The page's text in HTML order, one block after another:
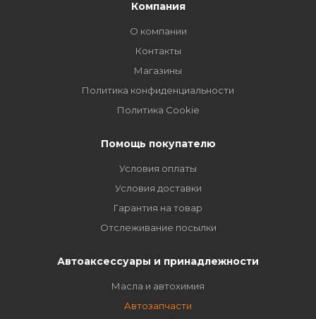
Компания
О компании
Контакты
Магазины
Политика конфиденциальности
Политика Cookie
Помощь покупателю
Условия оплаты
Условия доставки
Гарантия на товар
Отслеживание посылки
Автоаксессуары и принадлежности
Масла и автохимия
Автозапчасти